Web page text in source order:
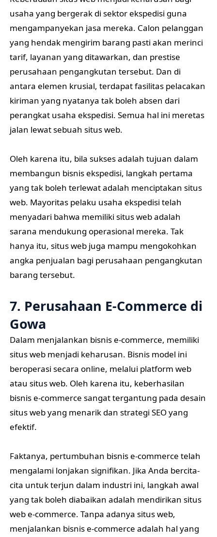
usaha yang bergerak di sektor ekspedisi guna
mengampanyekan jasa mereka. Calon pelanggan
yang hendak mengirim barang pasti akan merinci
tarif, layanan yang ditawarkan, dan prestise
perusahaan pengangkutan tersebut. Dan di
antara elemen krusial, terdapat fasilitas pelacakan
kiriman yang nyatanya tak boleh absen dari
perangkat usaha ekspedisi. Semua hal ini meretas
jalan lewat sebuah situs web.
Oleh karena itu, bila sukses adalah tujuan dalam
membangun bisnis ekspedisi, langkah pertama
yang tak boleh terlewat adalah menciptakan situs
web. Mayoritas pelaku usaha ekspedisi telah
menyadari bahwa memiliki situs web adalah
sarana mendukung operasional mereka. Tak
hanya itu, situs web juga mampu mengokohkan
angka penjualan bagi perusahaan pengangkutan
barang tersebut.
7. Perusahaan E-Commerce di
Gowa
Dalam menjalankan bisnis e-commerce, memiliki
situs web menjadi keharusan. Bisnis model ini
beroperasi secara online, melalui platform web
atau situs web. Oleh karena itu, keberhasilan
bisnis e-commerce sangat tergantung pada desain
situs web yang menarik dan strategi SEO yang
efektif.
Faktanya, pertumbuhan bisnis e-commerce telah
mengalami lonjakan signifikan. Jika Anda bercita-
cita untuk terjun dalam industri ini, langkah awal
yang tak boleh diabaikan adalah mendirikan situs
web e-commerce. Tanpa adanya situs web,
menjalankan bisnis e-commerce adalah hal yang